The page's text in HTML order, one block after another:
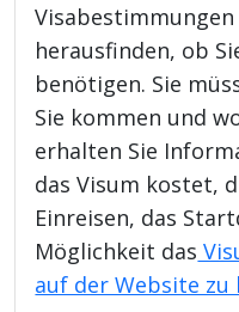
herausfinden, ob
benötigen. Sie
Sie kommen und
erhalten Sie
das Visum kostet,
Einreisen, das
Möglichkeit das
auf der Website